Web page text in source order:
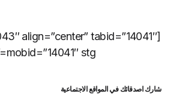
align=”center” tabid=”14041″
mobid=”14041″ stg=””]
شارك اصدقائك في المواقع الاجتماعية